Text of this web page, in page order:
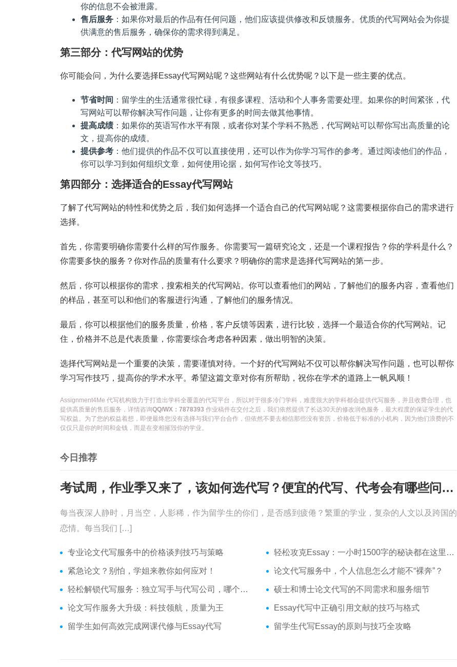
你的信息不会被泄露。
售后服务 ：如果你对最后的作品有任何问题，他们应该提供修改和反馈服务。优质的代写网站会为你提
供满意的售后服务，确保你的需求得到满足。
第三部分：代写网站的优势
你可能会问，为什么要选择Essay代写网站呢？这些网站有什么优势呢？以下是一些主要的优点。
节省时间 ：留学生的生活通常很忙碌，有很多课程、活动和个人事务需要处理。如果你的时间紧张，代
写网站可以帮你解决写作问题，让你有更多的时间去做其他事情。
提高成绩：如果你的英语写作水平有限，或者你对某个学科不熟悉，代写网站可以帮你写出高质量的论
文，提高你的成绩。
提供参考 ：他们提供的作品不仅可以直接使用，还可以作为你学习写作的参考。通过阅读他们的作品，
你可以学习到如何组织文章，如何使用论据，如何写作论文等技巧。
第四部分：选择适合的Essay代写网站
了解了代写网站的特性和优势之后，我们如何选择一个适合自己的代写网站呢？这需要根据你自己的需求进行
选择。
首先，你需要明确你需要什么样的写作服务。你需要写一篇研究论文，还是一个课程报告？你的学科是什么？
你需要多快的服务？你对作品的质量有什么要求？明确你的需求是选择代写网站的第一步。
然后，你可以根据你的需求，搜索相关的代写网站。你可以查看他们的网站，了解他们的服务内容，查看他们
的样品，甚至可以和他们的客服进行沟通，了解他们的服务情况。
最后，你可以根据他们的服务质量，价格，客户反馈等因素，进行比较，选择一个最适合你的代写网站。记
住，价格并不总是代表质量，你需要综合考虑各种因素，做出明智的决策。
选择代写网站是一个重要的决策，需要谨慎对待。一个好的代写网站不仅可以帮你解决写作问题，也可以帮你
学习写作技巧，提高你的学术水平。希望这篇文章对你有所帮助，祝你在学术的道路上一帆风顺！
Assignment4Me 代写机构致力于打造出学科全覆盖的代写平台，所以对于很多冷门学科，难度很大的学科都会提供代写服务，并且收费合理，也
提供高质量的售后服务，详情咨询QQ/WX：7878393 作业稿件在交付之后，我们依然提供了长达30天的修改润色服务，最大程度的保证学生的代
写权益。为了您的权益着想，即便最终您没有选择与我们平台合作，但依然不要去相信那些没有资历，价格低于标准的小机构，因为他们浪费的不
仅仅只是你的时间和金钱，而是在变相摧毁你的学业。
今日推荐
考试周，作业季又来了，该如何选代写？便宜的代写、代考会有哪些问题？
每当夜深人静时，月当空，人影稀，作为留学生的你们，是否感到疲倦？繁重的学业，复杂的人文以及跨国的
恋情。每当我们 […]
专业论文代写服务中的价格谈判技巧与策略 轻松攻克Essay：一小时1500字的秘诀都在这里了！
紧急论文？别怕，学姐来教你如何应对！ 论文代写服务中，个人信息怎么才能不“裸奔”？
轻松解锁代写服务：独立写手与代写公司，哪个更适合你？ 硕士和博士论文代写的不同需求和服务细节
论文写作服务大升级：科技领航，质量为王 Essay代写中正确引用文献的技巧与格式
留学生如何高效完成网课代修与Essay代写 留学生代写Essay的原则与技巧全攻略